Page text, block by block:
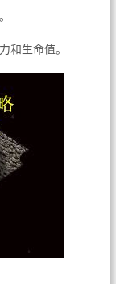
和生命值。